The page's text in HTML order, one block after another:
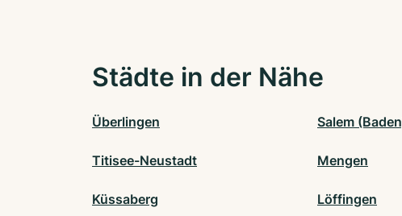
Städte in der Nähe
Überlingen Salem
Titisee-Neustadt Mengen
Küssaberg Löffingen